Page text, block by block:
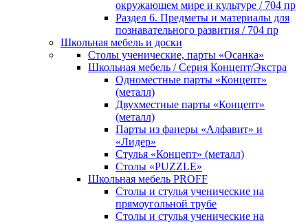
окружающем мире и культуре / 704 пр
Раздел 6. Предметы и материалы для
познавательного развития / 704 пр
Школьная мебель и доски
Столы ученические, парты «Осанка»
Школьная мебель / Серия Концепт/Экстра
Одноместные парты «Концепт»
(металл)
Двухместные парты «Концепт»
(металл)
Парты из фанеры «Алфавит» и
«Лидер»
Стулья «Концепт» (металл)
Столы «PUZZLE»
Школьная мебель PROFF
Столы и стулья ученические на
прямоугольной трубе
Столы и стулья ученические на